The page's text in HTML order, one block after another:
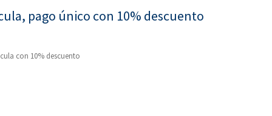
pago único con 10% descuento
con 10% descuento